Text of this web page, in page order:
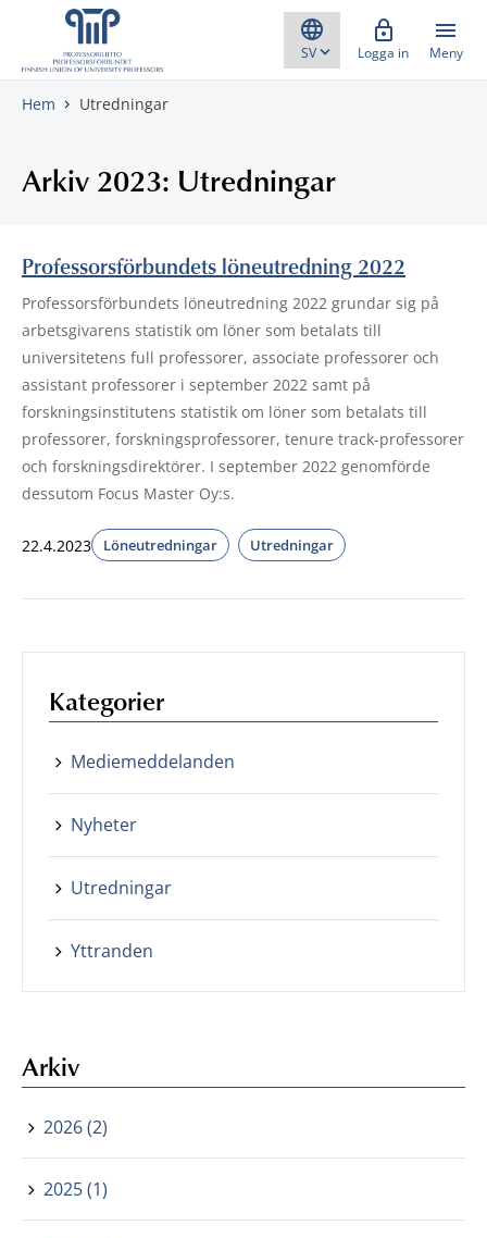
Gå direkt till innehåll
Logga in Meny
Hem Utredningar
Arkiv 2023: Utredningar
Professorsförbundets löneutredning 2022
Professorsförbundets löneutredning 2022 grundar sig på
arbetsgivarens statistik om löner som betalats till
universitetens full professorer, associate professorer och
assistant professorer i september 2022 samt på
forskningsinstitutens statistik om löner som betalats till
professorer, forskningsprofessorer, tenure track-professorer
och forskningsdirektörer. I september 2022 genomförde
dessutom Focus Master Oy:s.
22.4.2023 Löneutredningar Utredningar
Kategorier
Mediemeddelanden
Nyheter
Utredningar
Yttranden
Arkiv
2026 (2)
2025 (1)